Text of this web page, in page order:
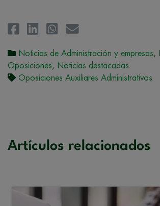
Noticias de Administración y empresas,
Oposiciones, Noticias destacadas
Oposiciones Auxiliares Administrativos
Artículos relacionados